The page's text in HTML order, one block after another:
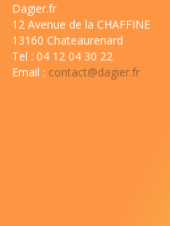
Dagier.fr
12 Avenue de la CHAFFINE
13160 Chateaurenard
Tel : 04 12 04 30 22
Email : contact@dagier.fr